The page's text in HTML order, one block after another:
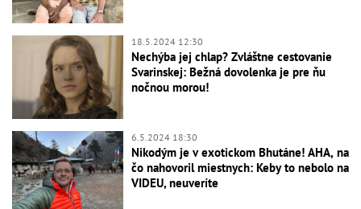
18.5.2024 12:30
Nechýba jej chlap? Zvláštne cestovanie
Svarinskej: Bežná dovolenka je pre ňu
nočnou morou!
6.5.2024 18:30
Nikodým je v exotickom Bhutáne! AHA, na
čo nahovoril miestnych: Keby to nebolo na
VIDEU, neuveríte